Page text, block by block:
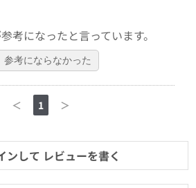
考になったと言っています。
参考にならなかった
＜ 1 ＞
ンして レビューを書く